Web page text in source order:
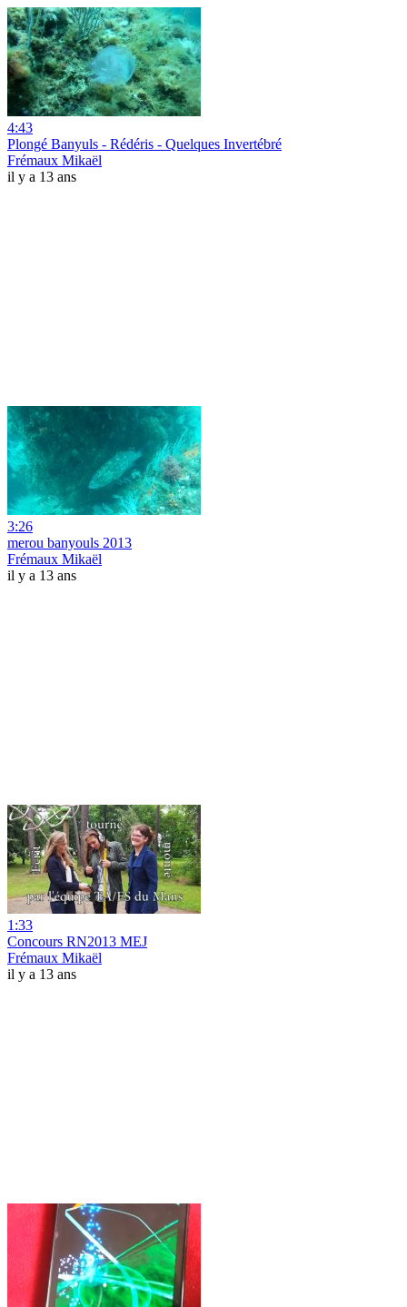
4:43
Plongé Banyuls - Rédéris - Quelques Invertébré
Frémaux Mikaël
il y a 13 ans
3:26
merou banyouls 2013
Frémaux Mikaël
il y a 13 ans
1:33
Concours RN2013 MEJ
Frémaux Mikaël
il y a 13 ans